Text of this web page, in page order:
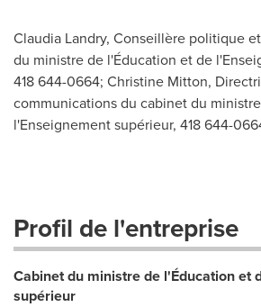
Claudia Landry, Conseillère politique
du ministre de l'Éducation et de
418 644-0664; Christine Mitton,
communications du cabinet du
l'Enseignement supérieur, 418 644-
Profil de l'entreprise
Cabinet du ministre de l'Éducation et
supérieur